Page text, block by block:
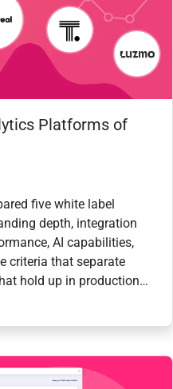
Platforms of
five white label
depth, integration
AI capabilities,
criteria that separate
hold up in production…